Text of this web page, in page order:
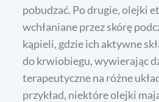
pobudzać. Po drugie, olejki
wchłaniane przez skórę
kąpieli, gdzie ich aktywne
do krwiobiegu, wywierając
terapeutyczne na różne
przykład, niektóre olejki